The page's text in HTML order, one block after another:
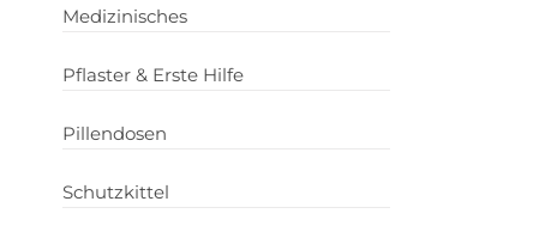
Medizinisches
Pflaster & Erste Hilfe
Pillendosen
Schutzkittel